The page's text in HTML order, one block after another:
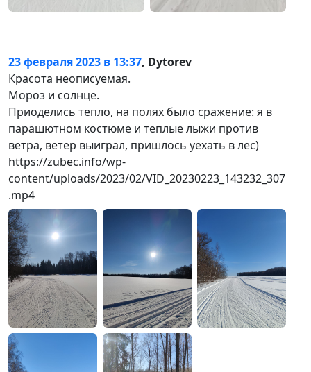
23 февраля 2023 в 13:37, Dytorev
Красота неописуемая.
Мороз и солнце.
Приоделись тепло, на полях было сражение: я в
парашютном костюме и теплые лыжи против
ветра, ветер выиграл, пришлось уехать в лес)
https://zubec.info/wp-
content/uploads/2023/02/VID_20230223_143232_307
.mp4